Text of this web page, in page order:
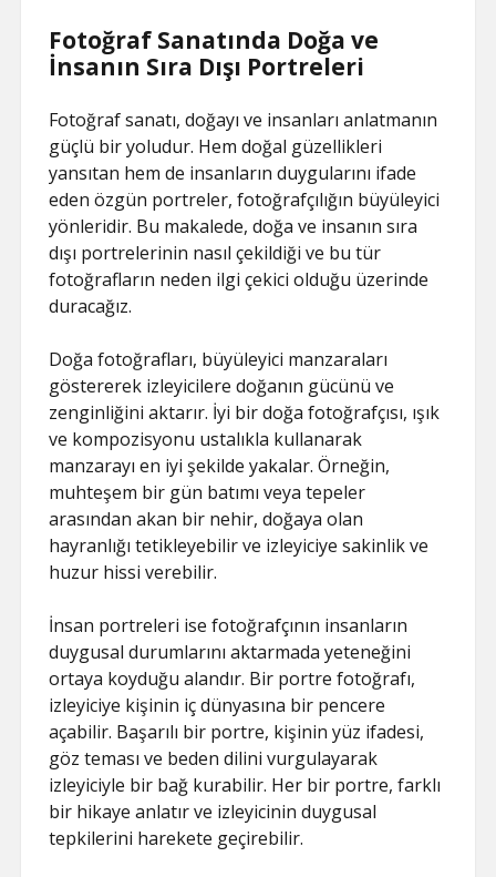
Fotoğraf Sanatında Doğa ve
İnsanın Sıra Dışı Portreleri
Fotoğraf sanatı, doğayı ve insanları anlatmanın
güçlü bir yoludur. Hem doğal güzellikleri
yansıtan hem de insanların duygularını ifade
eden özgün portreler, fotoğrafçılığın büyüleyici
yönleridir. Bu makalede, doğa ve insanın sıra
dışı portrelerinin nasıl çekildiği ve bu tür
fotoğrafların neden ilgi çekici olduğu üzerinde
duracağız.
Doğa fotoğrafları, büyüleyici manzaraları
göstererek izleyicilere doğanın gücünü ve
zenginliğini aktarır. İyi bir doğa fotoğrafçısı, ışık
ve kompozisyonu ustalıkla kullanarak
manzarayı en iyi şekilde yakalar. Örneğin,
muhteşem bir gün batımı veya tepeler
arasından akan bir nehir, doğaya olan
hayranlığı tetikleyebilir ve izleyiciye sakinlik ve
huzur hissi verebilir.
İnsan portreleri ise fotoğrafçının insanların
duygusal durumlarını aktarmada yeteneğini
ortaya koyduğu alandır. Bir portre fotoğrafı,
izleyiciye kişinin iç dünyasına bir pencere
açabilir. Başarılı bir portre, kişinin yüz ifadesi,
göz teması ve beden dilini vurgulayarak
izleyiciyle bir bağ kurabilir. Her bir portre, farklı
bir hikaye anlatır ve izleyicinin duygusal
tepkilerini harekete geçirebilir.